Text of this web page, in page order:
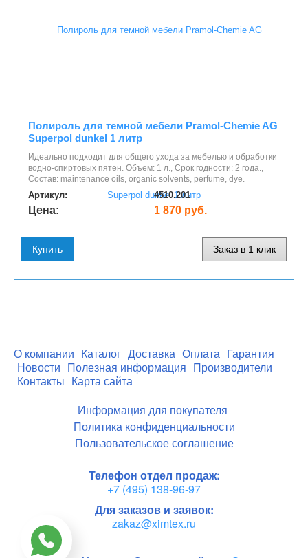
Полироль для темной мебели Pramol-Chemie AG
Superpol dunkel 1 литр
Идеально подходит для общего ухода за мебелью и обработки
водно-спиртовых пятен. Объем: 1 л., Срок годности: 2 года.,
Состав: maintenance oils, organic solvents, perfume, dye.
Артикул: 4510.201
Цена: 1 870 руб.
Купить Заказ в 1 клик
О компании Каталог Доставка Оплата
Гарантия
Новости
Полезная информация
Производители
Контакты
Карта сайта
Информация для покупателя
Политика конфиденциальности
Пользовательское соглашение
Телефон отдел продаж:
+7 (495) 138-96-97
Для заказов и заявок:
zakaz@ximtex.ru